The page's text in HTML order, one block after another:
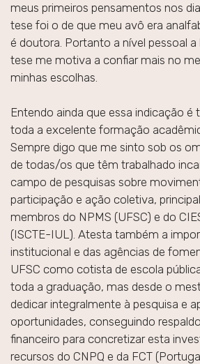
meus primeiros pensamentos nos
tese foi o de que meu avô era
é doutora. Portanto a nível pessoal
tese me motiva a confiar mais no
minhas escolhas.
Entendo ainda que essa indicação
toda a excelente formação
Sempre digo que me sinto sob os
de todas/os que têm trabalhado
campo de pesquisas sobre
participação e ação coletiva,
membros do NPMS (UFSC) e do
(ISCTE-IUL). Atesta também a
institucional e das agências de
UFSC como cotista de escola
toda a graduação, mas desde o
dedicar integralmente à pesquisa e
oportunidades, conseguindo
financeiro para concretizar esta
recursos do CNPQ e da FCT